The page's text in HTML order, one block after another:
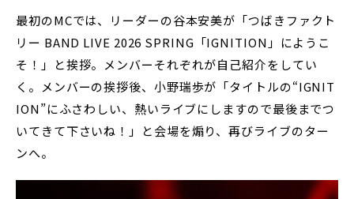
最初のMCでは、リーダーの谷本安美が「つばきファクト
リー BAND LIVE 2026 SPRING「IGNITION」にようこ
そ！」と挨拶。メンバーそれぞれが自己紹介をしてい
く。メンバーの挨拶後、小野瑞歩が「タイトルの“IGNIT
ION”にふさわしい、熱いライブにしますので最後までつ
いてきて下さいね！」と会場を煽り、再びライブのター
ンへ。